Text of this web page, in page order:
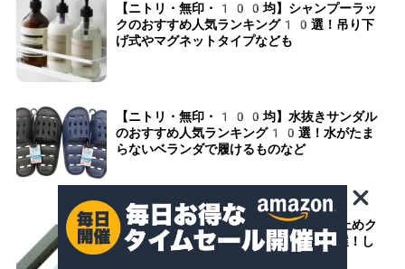
【ニトリ・無印・100均】シャンプーラッ
クのおすすめ人気ランキング10選！吊り下
げ式やマグネットタイプなども
【ニトリ・無印・100均】水抜きサンダル
のおすすめ人気ランキング10選！水がたま
らないベランダで履けるものなど
【ニトリ・無印・100均】食品用袋止めク
リップのおすすめ人気ランキング10選！し